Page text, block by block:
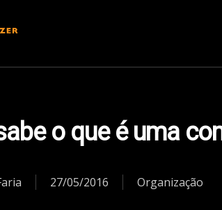
o que é uma
27/05/2016 Organização